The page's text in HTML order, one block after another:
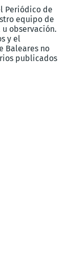
Periódico de
equipo de
observación.
y el
Baleares no
publicados